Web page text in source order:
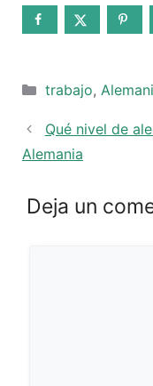
Categorías
trabajo,
Qué nivel de
Alemania
Deja un